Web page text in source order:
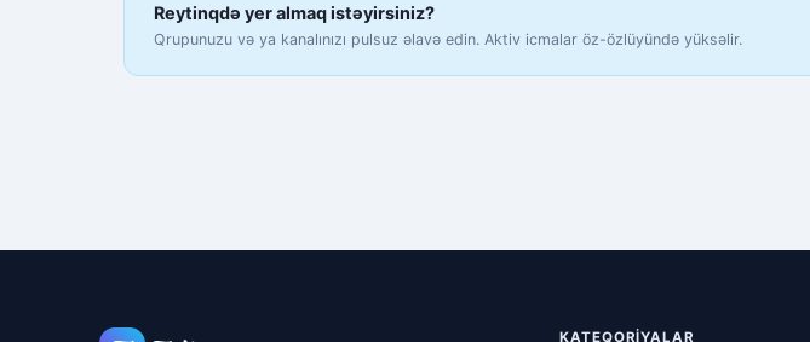
Reytinqdə yer almaq istəyirsiniz?
Qrupunuzu və ya kanalınızı pulsuz əlavə edin. Aktiv icmalar öz-özlüyündə yüksəlir.
KATEQORIYALAR